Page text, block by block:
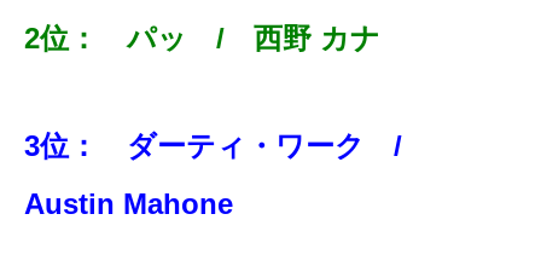
2位： パッ / 西野 カナ
3位： ダーティ・ワーク /
Austin Mahone